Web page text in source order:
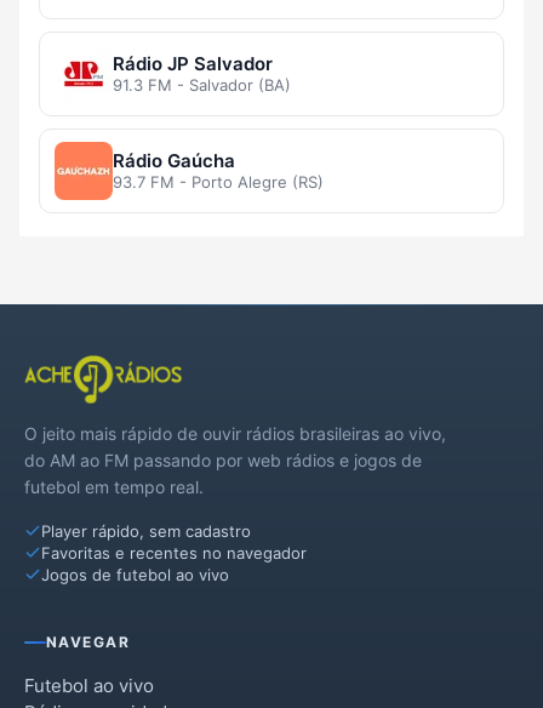
Rádio JP Salvador
91.3 FM - Salvador (BA)
Rádio Gaúcha
93.7 FM - Porto Alegre (RS)
O jeito mais rápido de ouvir rádios brasileiras ao vivo,
do AM ao FM passando por web rádios e jogos de
futebol em tempo real.
Player rápido, sem cadastro
Favoritas e recentes no navegador
Jogos de futebol ao vivo
NAVEGAR
Futebol ao vivo